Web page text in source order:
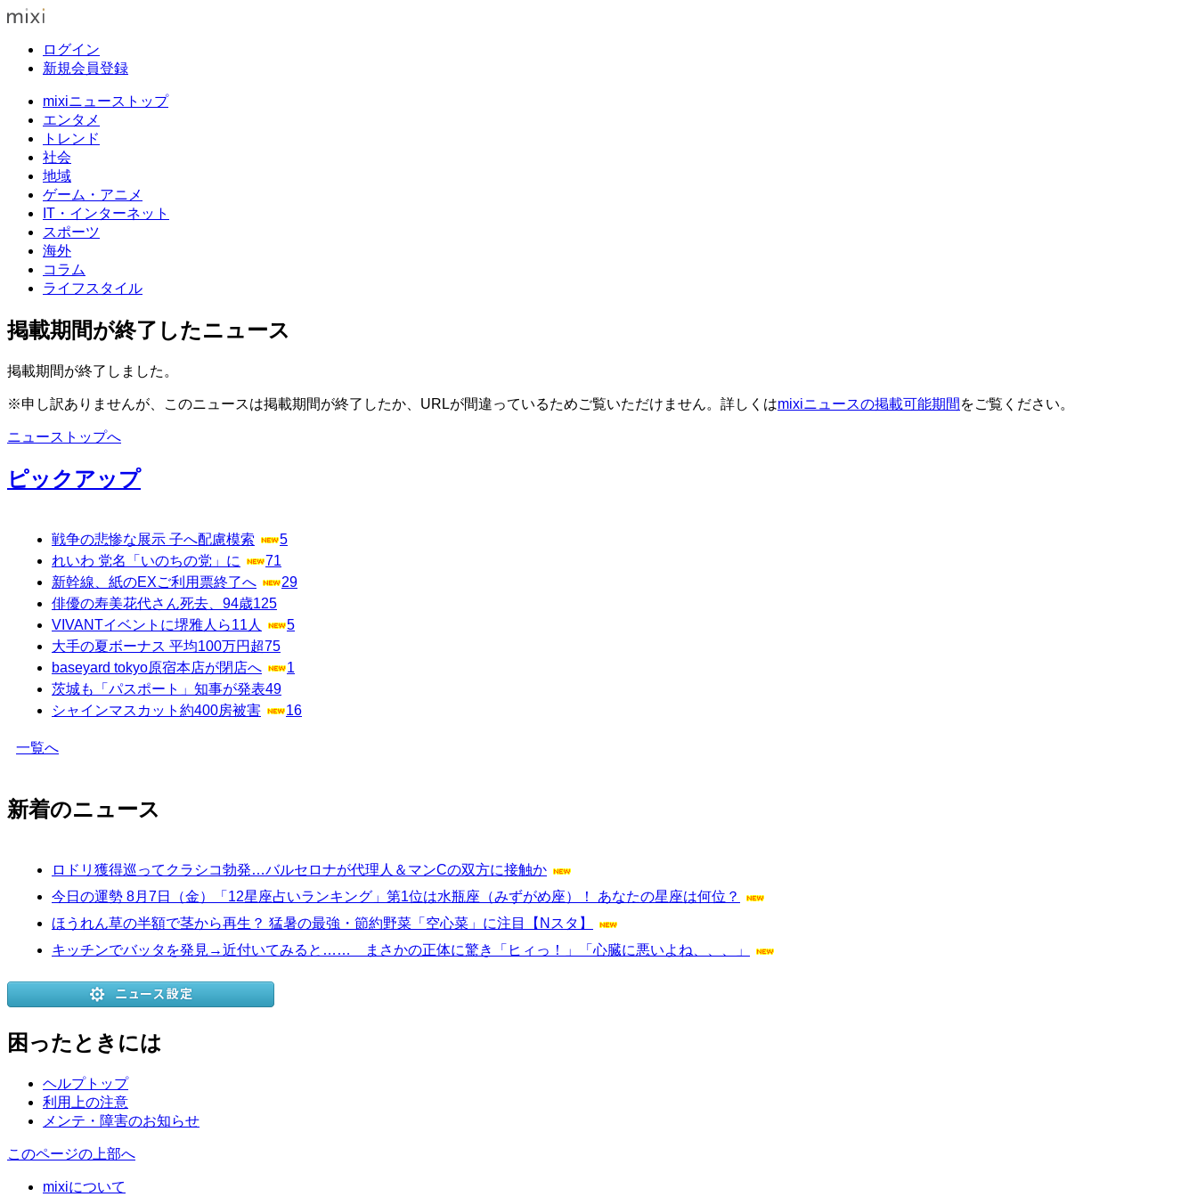
ログイン
新規会員登録
mixiニューストップ
エンタメ
トレンド
社会
地域
ゲーム・アニメ
IT・インターネット
スポーツ
海外
コラム
ライフスタイル
掲載期間が終了したニュース
掲載期間が終了しました。
※申し訳ありませんが、このニュースは掲載期間が終了したか、URLが間違っているためご覧いただけません。詳しくはmixiニュースの掲載可能期間 をご覧ください。
ニューストップへ
ピックアップ
戦争の悲惨な展示 子へ配慮模索
5
れいわ 党名「いのちの党」に
71
新幹線、紙のEXご利用票終了へ
29
俳優の寿美花代さん死去、94歳125
VIVANTイベントに堺雅人ら11人
5
大手の夏ボーナス 平均100万円超75
baseyard tokyo原宿本店が閉店へ
1
茨城も「パスポート」知事が発表49
シャインマスカット約400房被害
16
一覧へ
新着のニュース
ロドリ獲得巡ってクラシコ勃発…バルセロナが代理人＆マンCの双方に接触か
今日の運勢 8月7日（金）「12星座占いランキング」第1位は水瓶座（みずがめ座）！ あなたの星座は何位？
ほうれん草の半額で茎から再生？ 猛暑の最強・節約野菜「空心菜」に注目【Nスタ】
キッチンでバッタを発見→近付いてみると…… まさかの正体に驚き「ヒィっ！」「心臓に悪いよね、、、」
困ったときには
ヘルプトップ
利用上の注意
メンテ・障害のお知らせ
このページの上部へ
mixiについて